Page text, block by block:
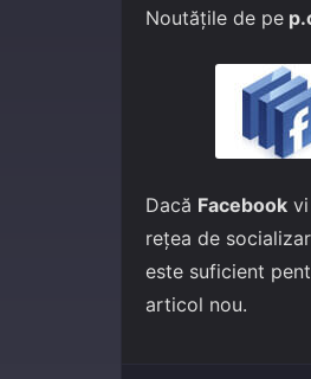
Noutățile de pe
Dacă Facebook
rețea de
este suficient
articol nou.